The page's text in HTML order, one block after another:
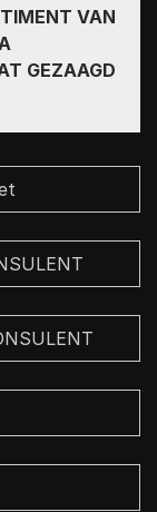
VAN
GEZAAGD